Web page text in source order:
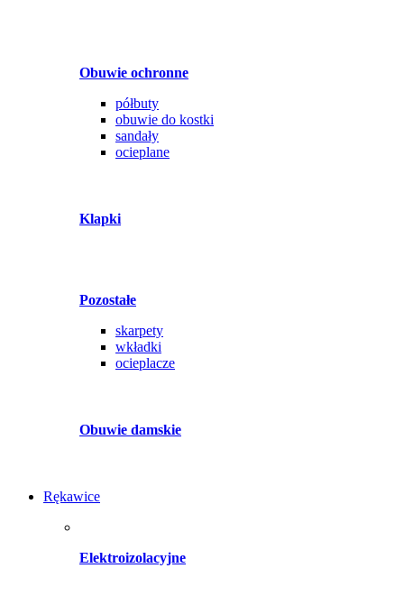
Obuwie ochronne
półbuty
obuwie do kostki
sandały
ocieplane
Klapki
Pozostałe
skarpety
wkładki
ocieplacze
Obuwie damskie
Rękawice
Elektroizolacyjne